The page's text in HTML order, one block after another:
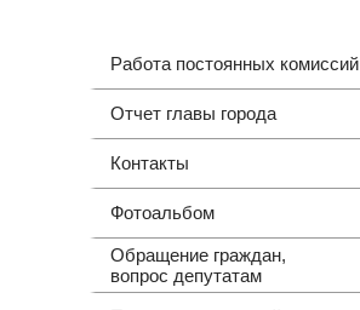
Работа постоянных комиссий
Отчет главы города
Контакты
Фотоальбом
Обращение граждан,
вопрос депутатам